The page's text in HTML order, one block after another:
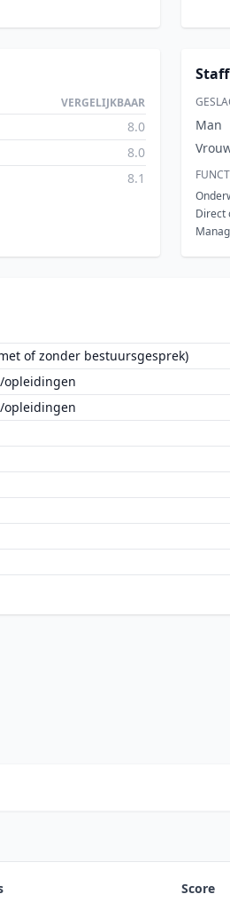
VERGELIJKBAAR
8.0
8.0
8.1
Staff
Man
of zonder bestuursgesprek)
opleidingen
opleidingen
Score